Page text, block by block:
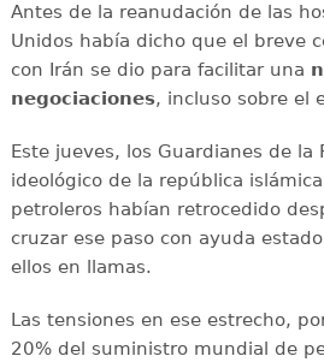
Antes de la reanudación de las
Unidos había dicho que el breve
con Irán se dio para facilitar una
negociaciones, incluso sobre el
Este jueves, los Guardianes de la
ideológico de la república
petroleros habían retrocedido
cruzar ese paso con ayuda
ellos en llamas.
Las tensiones en ese estrecho,
20% del suministro mundial de